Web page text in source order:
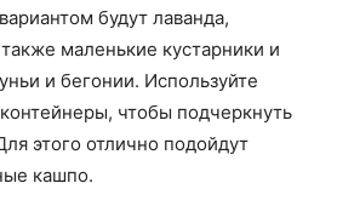
будут лаванда,
маленькие кустарники и
и бегонии. Используйте
чтобы подчеркнуть
этого отлично подойдут
кашпо.